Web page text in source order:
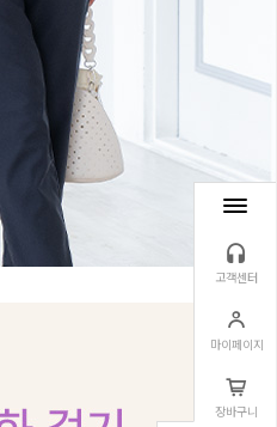
고객센터
마이페이지
장바구니